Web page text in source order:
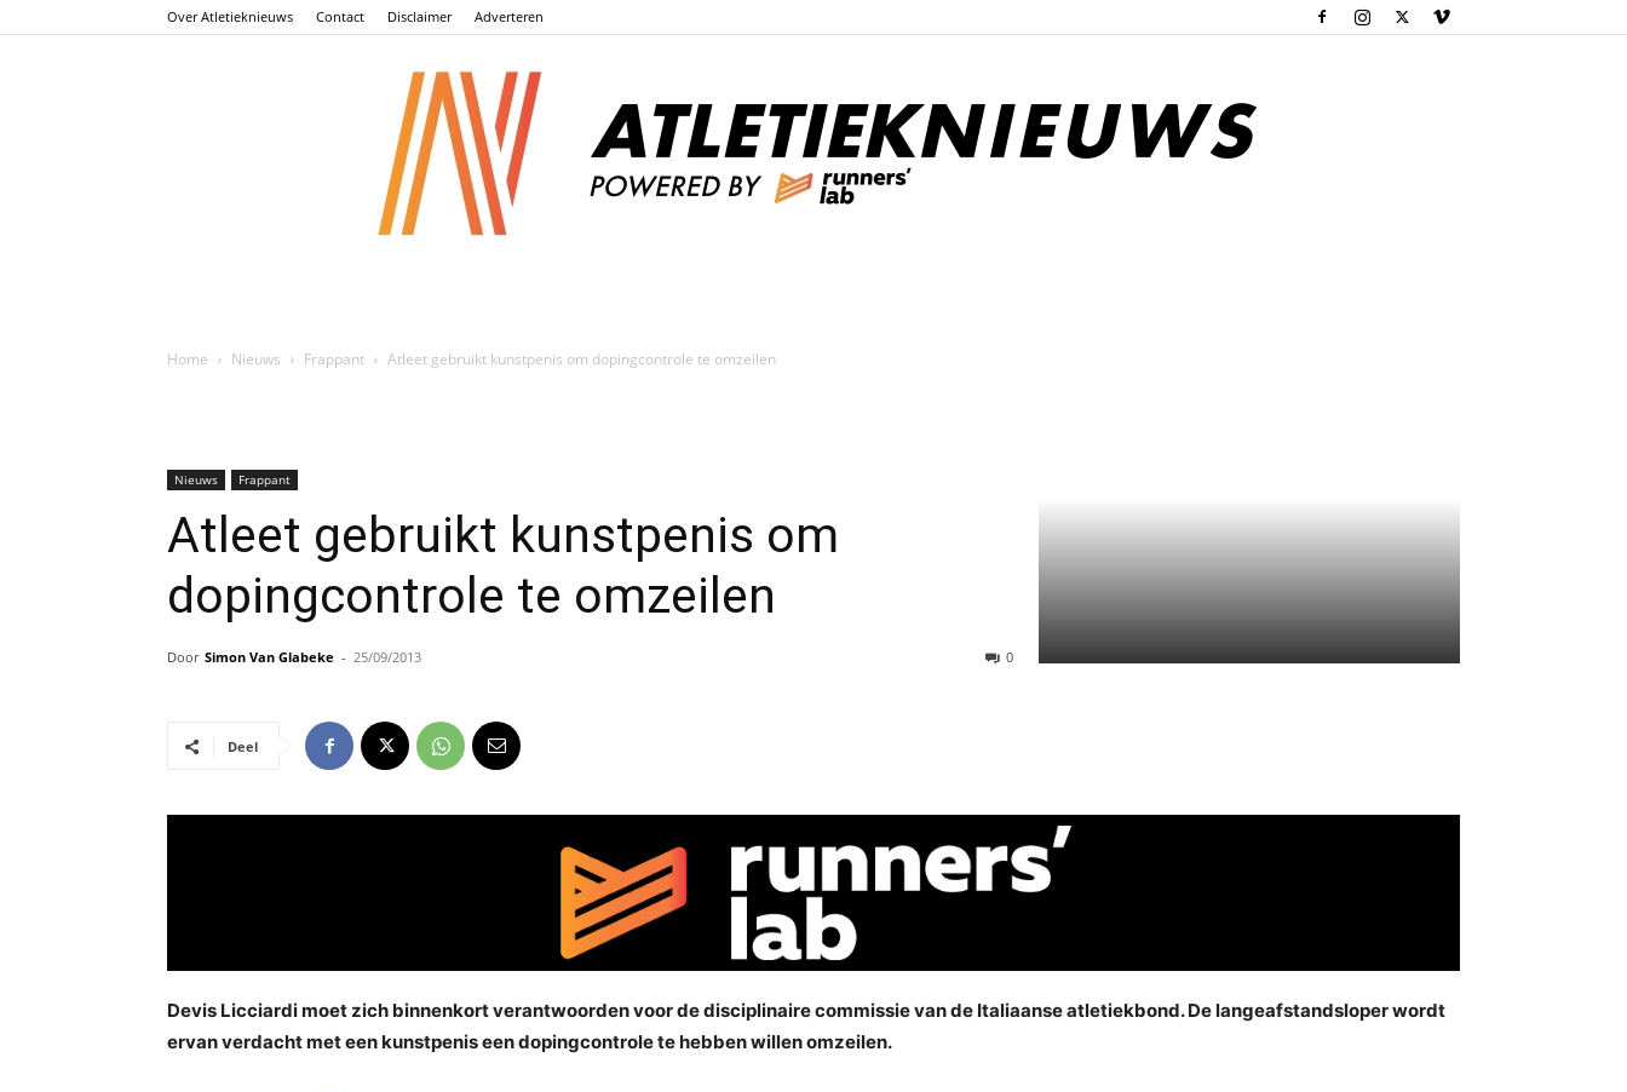
Over Atletieknieuws Contact Disclaimer Adverteren
Home Nieuws Frappant Atleet gebruikt kunstpenis om dopingcontrole te omzeilen
Nieuws Frappant
Atleet gebruikt kunstpenis om
dopingcontrole te omzeilen
Door Simon Van Glabeke - 25/09/2013 0
Deel
Devis Licciardi moet zich binnenkort verantwoorden voor de disciplinaire commissie van de Italiaanse atletiekbond. De langeafstandsloper wordt
ervan verdacht met een kunstpenis een dopingcontrole te hebben willen omzeilen.